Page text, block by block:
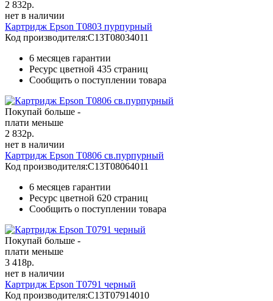
2 832р.
нет в наличии
Картридж Epson T0803 пурпурный
Код производителя:C13T08034011
6 месяцев гарантии
Ресурс цветной 435 страниц
Сообщить о поступлении товара
Покупай больше -
плати меньше
2 832р.
нет в наличии
Картридж Epson T0806 св.пурпурный
Код производителя:C13T08064011
6 месяцев гарантии
Ресурс цветной 620 страниц
Сообщить о поступлении товара
Покупай больше -
плати меньше
3 418р.
нет в наличии
Картридж Epson T0791 черный
Код производителя:C13T07914010